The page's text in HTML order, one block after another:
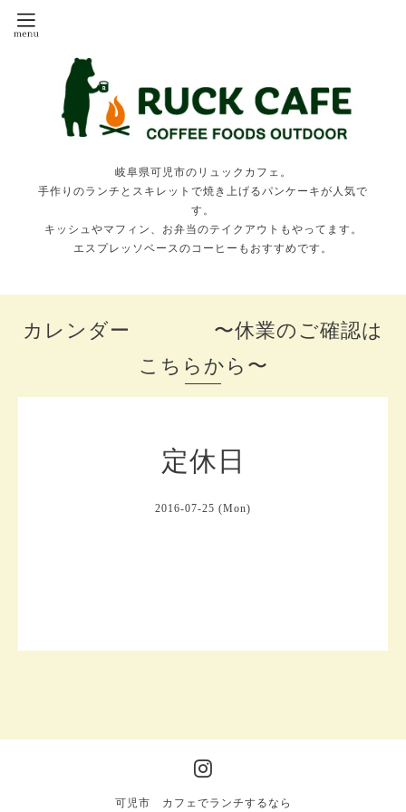
岐阜県可児市のリュックカフェ。
手作りのランチとスキレットで焼き上げるパンケーキが人気で
す。
キッシュやマフィン、お弁当のテイクアウトもやってます。
エスプレッソベースのコーヒーもおすすめです。
カレンダー 〜休業のご確認は
こちらから〜
定休日
2016-07-25 (Mon)
可児市 カフェでランチするなら